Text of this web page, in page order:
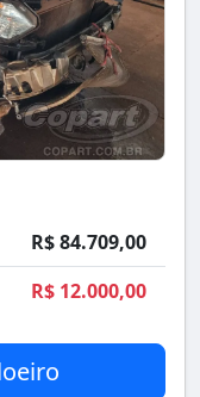
R$ 84.709,00
R$ 12.000,00